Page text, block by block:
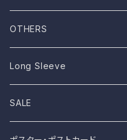
OTHERS
STICKER
クッションカバー
Long Sleeve
SALE